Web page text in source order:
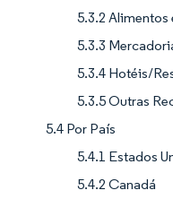
5.3.2 Alimentos
5.3.3
5.3.4 Hotéis/
5.3.5 Outras
5.4 Por País
5.4.1 Estados
5.4.2 Canadá